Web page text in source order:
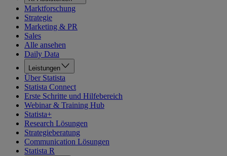
Marktforschung
Strategie
Marketing & PR
Sales
Alle ansehen
Daily Data
Leistungen
Über Statista
Statista Connect
Erste Schritte und Hilfebereich
Webinar & Training Hub
Statista+
Research Lösungen
Strategieberatung
Communication Lösungen
Statista R